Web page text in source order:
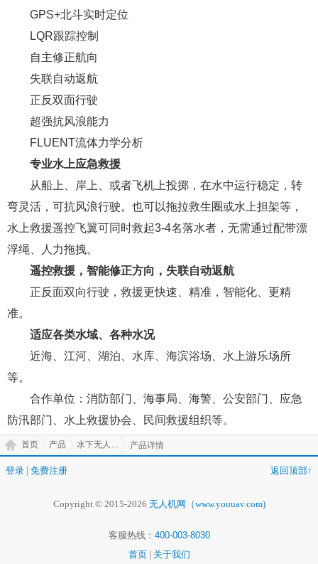
GPS+北斗实时定位
LQR跟踪控制
自主修正航向
失联自动返航
正反双面行驶
超强抗风浪能力
FLUENT流体力学分析
专业水上应急救援
从船上、岸上、或者飞机上投掷，在水中运行稳定，转
弯灵活，可抗风浪行驶。也可以拖拉救生圈或水上担架等，
水上救援遥控飞翼可同时救起3-4名落水者，无需通过配带漂
浮绳、人力拖拽。
遥控救援，智能修正方向，失联自动返航
正反面双向行驶，救援更快速、精准，智能化、更精
准。
适应各类水域、各种水况
近海、江河、湖泊、水库、海滨浴场、水上游乐场所
等。
合作单位：消防部门、海事局、海警、公安部门、应急
防汛部门、水上救援协会、民间救援组织等。
首页 产品 水下无人机(潜航器) 产品详情
登录 免费注册 返回顶部↑
Copyright © 2015-2026 无人机网（www.youuav.com)
客服热线： 400-003-8030
首页
关于我们